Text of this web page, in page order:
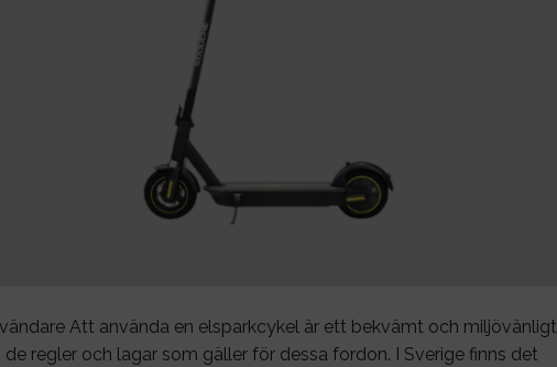
Att använda en elsparkcykel är ett bekvämt och miljövänligt
regler och lagar som gäller för dessa fordon. I Sverige finns det